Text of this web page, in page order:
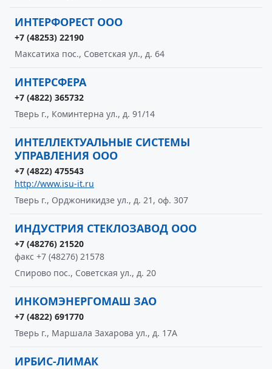
ИНТЕРФОРЕСТ ООО
+7 (48253) 22190
Максатиха пос., Советская ул., д. 64
ИНТЕРСФЕРА
+7 (4822) 365732
Тверь г., Коминтерна ул., д. 91/14
ИНТЕЛЛЕКТУАЛЬНЫЕ СИСТЕМЫ
УПРАВЛЕНИЯ ООО
+7 (4822) 475543
http://www.isu-it.ru
Тверь г., Орджоникидзе ул., д. 21, оф. 307
ИНДУСТРИЯ СТЕКЛОЗАВОД ООО
+7 (48276) 21520
факс +7 (48276) 21578
Спирово пос., Советская ул., д. 20
ИНКОМЭНЕРГОМАШ ЗАО
+7 (4822) 691770
Тверь г., Маршала Захарова ул., д. 17А
ИРБИС-ЛИМАК